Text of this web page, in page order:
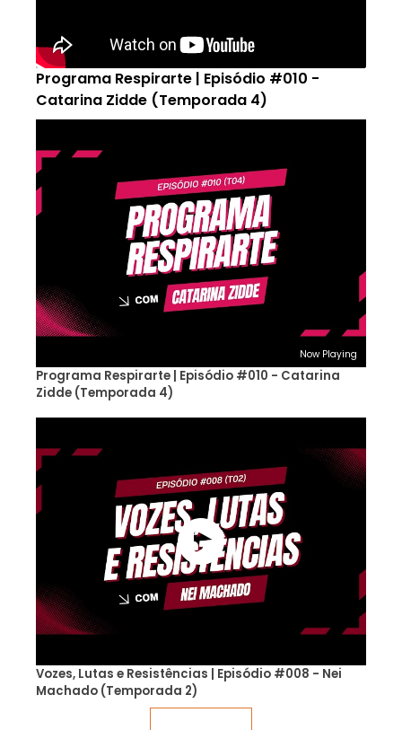
Programa Respirarte | Episódio #010 -
Catarina Zidde (Temporada 4)
Now Playing
Programa Respirarte | Episódio #010 - Catarina
Zidde (Temporada 4)
Vozes, Lutas e Resistências | Episódio #008 - Nei
Machado (Temporada 2)